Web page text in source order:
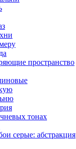
пространство
тонах
серые: абстракция